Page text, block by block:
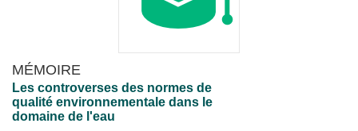
MÉMOIRE
Les controverses des normes de
qualité environnementale dans le
domaine de l'eau